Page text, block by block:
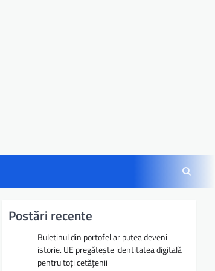
Postări recente
Buletinul din portofel ar putea deveni
istorie. UE pregătește identitatea digitală
pentru toți cetățenii